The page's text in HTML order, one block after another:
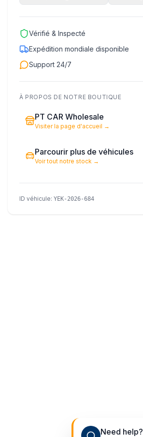
Vérifié & Inspecté
Expédition mondiale disponible
Support 24/7
À PROPOS DE NOTRE BOUTIQUE
PT CAR Wholesale
Visiter la page d'accueil →
Parcourir plus de véhicules
Voir tout notre stock →
ID véhicule: YEK-2026-684
Need help?